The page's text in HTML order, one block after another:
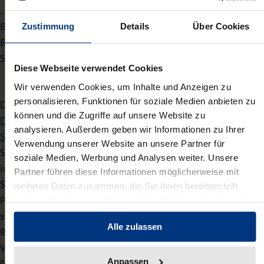
Zustimmung Details Über Cookies
Diese Webseite verwendet Cookies
Wir verwenden Cookies, um Inhalte und Anzeigen zu
personalisieren, Funktionen für soziale Medien anbieten zu
können und die Zugriffe auf unsere Website zu
analysieren. Außerdem geben wir Informationen zu Ihrer
Verwendung unserer Website an unsere Partner für
soziale Medien, Werbung und Analysen weiter. Unsere
Partner führen diese Informationen möglicherweise mit
weiteren Daten zusammen, die Sie ihnen bereitgestellt
haben oder die sie im Rahmen Ihrer Nutzung der Dienste
gesammelt haben.
Alle zulassen
Anpassen
… bleibt ein kontroverses Thema. Die Entscheidung des
Bundesverfassungsgerichts wird die
Bundestagszusammensetzung prägen. Wir danken Dr.
Stark für seine wertvollen Einblicke.
Dr. Martin Starks Buch„Die Quadratur des Wahlrechts –
Das Bundeswahlgesetz zwischen Demokratietheorie,
Staatsrecht und Parteiinteressen“ (Nomos, 2024, 429
Seiten) untersucht die Anforderungen an das Wahlsystem
in einer parlamentarischen, repräsentativen Demokratie.
Stark zeigt, dass nicht die Einhaltung einer bestimmten
Parlamentsgröße oder der genaue Proporz entscheidend
sind, sondern die Repräsentation im Sinne der
Responsivität. Er bietet eine umfassende Darstellung der
Wahlrechtsdebatte in Deutschland seit dem